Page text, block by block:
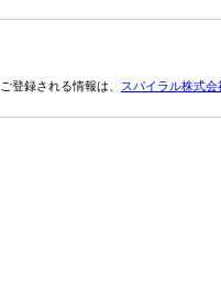
ご登録される情報は、 スパイラル株式会